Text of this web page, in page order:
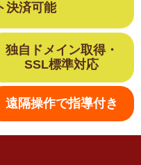
決済可能
独自ドメイン取得​・
SSL標準対応
遠隔操作で指導付き